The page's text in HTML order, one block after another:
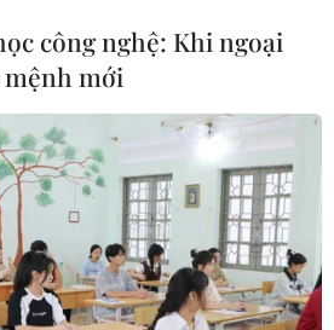
Đàm phán Mỹ-Triều có
công nghệ: Khi ngoại
mệnh mới